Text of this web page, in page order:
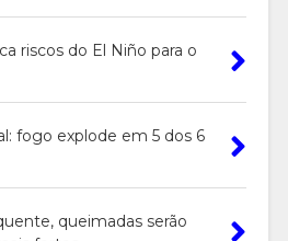
riscos do El Niño para o
fogo explode em 5 dos 6
queimadas serão